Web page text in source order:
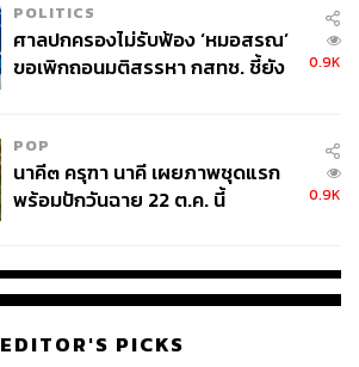
POLITICS
ศาลปกครองไม่รับฟ้อง ‘หมอสรณ’
ขอเพิกถอนมติสรรหา กสทช. ชี้ยัง
0.9K
POP
นาคี๓ ครุฑา นาคี เผยภาพชุดแรก
พร้อมปักวันฉาย 22 ต.ค. นี้
0.9K
EDITOR'S PICKS